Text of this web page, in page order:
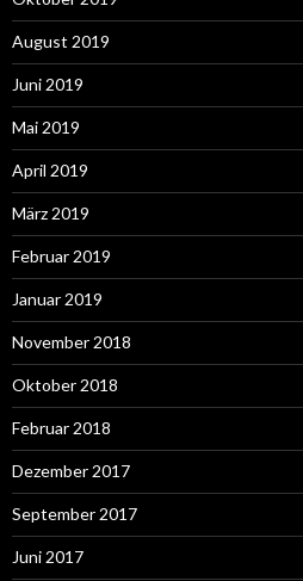
August 2019
Juni 2019
Mai 2019
April 2019
März 2019
Februar 2019
Januar 2019
November 2018
Oktober 2018
Februar 2018
Dezember 2017
September 2017
Juni 2017